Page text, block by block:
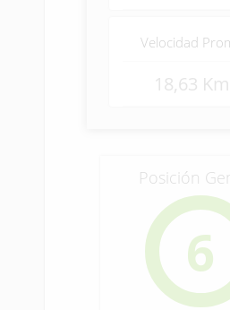
Velocidad
18,63
Posición
6